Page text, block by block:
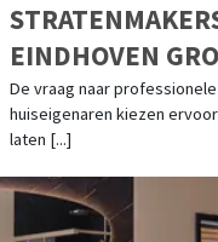
EINDHOVEN
TOENEMENDE
De vraag naar
huiseigenaren kiezen
laten [...]